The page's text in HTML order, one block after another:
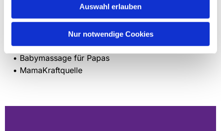
Auswahl erlauben
Nur notwendige Cookies
• GfG®-Rückbildungs-Kurse
• Geschwistervorbereitungskurs
• Wackelminis
• Babymassage für Papas
• MamaKraftquelle